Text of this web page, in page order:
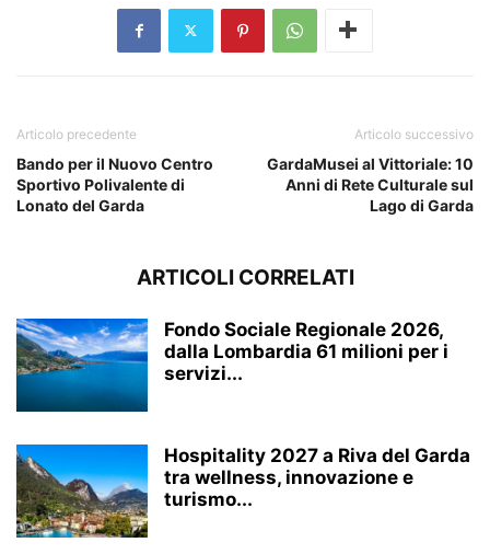
Articolo precedente
Bando per il Nuovo Centro
Sportivo Polivalente di
Lonato del Garda
Articolo successivo
GardaMusei al Vittoriale: 10
Anni di Rete Culturale sul
Lago di Garda
ARTICOLI CORRELATI
Fondo Sociale Regionale 2026,
dalla Lombardia 61 milioni per i
servizi...
Hospitality 2027 a Riva del Garda
tra wellness, innovazione e
turismo...